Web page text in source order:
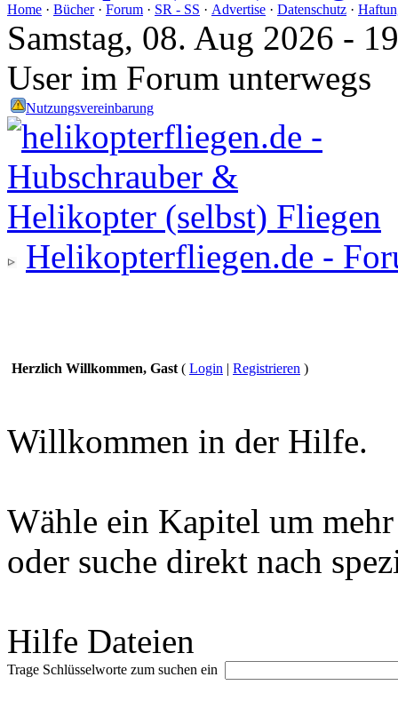
Home · Bücher· Forum · SR - SS · Advertise · Datenschutz ·
Samstag, 08. Aug 2026 -
User im Forum unterwegs
Nutzungsvereinbarung
Helikopterfliegen.de -
Herzlich Willkommen, Gast ( Login | Registrieren )
Willkommen in der Hilfe.
Wähle ein Kapitel um
oder suche direkt nach
Hilfe Dateien
Trage Schlüsselworte zum suchen ein